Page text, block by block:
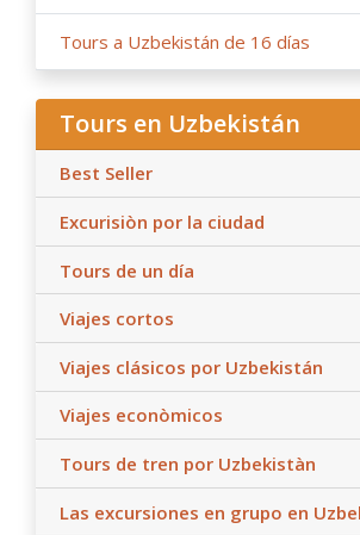
Tours a Uzbekistán de 16 días
Tours en Uzbekistán
Best Seller
Excurisiòn por la ciudad
Tours de un día
Viajes cortos
Viajes clásicos por Uzbekistán
Viajes econòmicos
Tours de tren por Uzbekistàn
Las excursiones en grupo en